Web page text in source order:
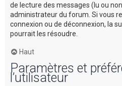
de lecture des messages (lu ou
administrateur du forum. Si vous
connexion ou de déconnexion, la
pourrait les résoudre.
Haut
Paramètres et
l’utilisateur